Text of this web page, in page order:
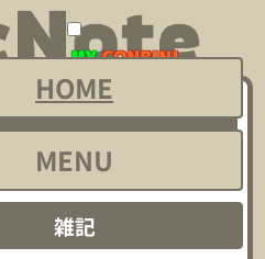
メ
ニ
ュ
ー
を
開
く
メ
ニ
ュ
ー
を
閉
じ
HOME
MENU
雑記
2018-10-10
品一覧です。